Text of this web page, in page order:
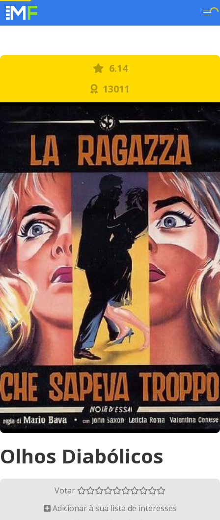
6.14
13011
Olhos Diabólicos
Votar
Adicionar à sua lista de interesses